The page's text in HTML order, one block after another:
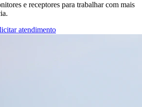
e receptores para trabalhar com mais
atendimento